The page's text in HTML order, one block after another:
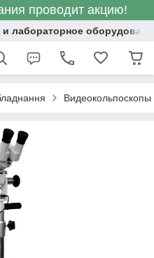
проводит акцию!
лабораторное
Видеокольпоскопы